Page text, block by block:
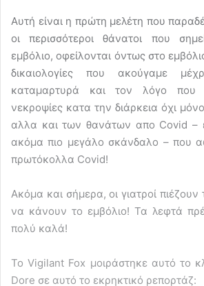
Αυτή είναι η πρώτη μελέτη που
οι περισσότεροι θάνατοι που
εμβόλιο, οφείλονται όντως στο
δικαιολογίες που ακούγαμε
καταμαρτυρά και τον λόγο που
νεκροψίες κατα την διάρκεια όχι
αλλα και των θανάτων απο Covid –
ακόμα πιο μεγάλο σκάνδαλο – που
πρωτόκολλα Covid!
Ακόμα και σήμερα, οι γιατροί πιέζουν
να κάνουν το εμβόλιο! Τα λεφτά
πολύ καλά!
Το Vigilant Fox μοιράστηκε αυτό το
Dore σε αυτό το εκρηκτικό ρεπορτάζ: